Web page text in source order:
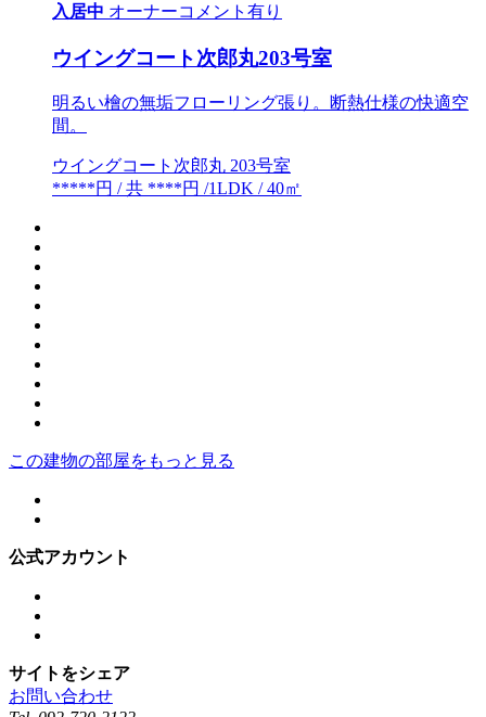
入居中 オーナーコメント有り
ウイングコート次郎丸203号室
明るい檜の無垢フローリング張り。断熱仕様の快適空
間。
ウイングコート次郎丸 203号室
*****円 / 共 ****円 /1LDK / 40㎡
この建物の部屋をもっと見る
公式アカウント
サイトをシェア
お問い合わせ